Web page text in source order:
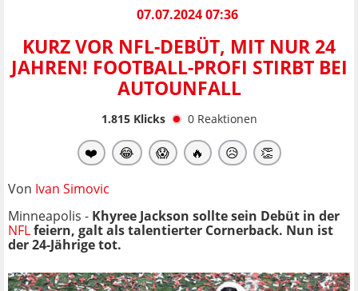
07.07.2024 07:36
KURZ VOR NFL-DEBÜT, MIT NUR 24
JAHREN! FOOTBALL-PROFI STIRBT BEI
AUTOUNFALL
1.815Klicks 0 Reaktionen
❤️ 😂 😱 🔥 😥 👏
Von Ivan Simovic
Minneapolis - Khyree Jackson sollte sein Debüt in der
NFLfeiern, galt als talentierter Cornerback. Nun ist
der 24-Jährige tot.